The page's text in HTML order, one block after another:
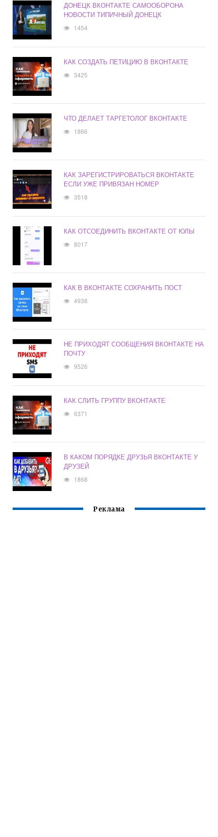
ДОНЕЦК ВКОНТАКТЕ САМООБОРОНА
НОВОСТИ ТИПИЧНЫЙ ДОНЕЦК
1454
КАК СОЗДАТЬ ПЕТИЦИЮ В ВКОНТАКТЕ
3425
ЧТО ДЕЛАЕТ ТАРГЕТОЛОГ ВКОНТАКТЕ
1866
КАК ЗАРЕГИСТРИРОВАТЬСЯ ВКОНТАКТЕ
ЕСЛИ УЖЕ ПРИВЯЗАН НОМЕР
3518
КАК ОТСОЕДИНИТЬ ВКОНТАКТЕ ОТ ЮЛЫ
8017
КАК В ВКОНТАКТЕ СОХРАНИТЬ ПОСТ
4938
НЕ ПРИХОДЯТ СООБЩЕНИЯ ВКОНТАКТЕ НА
ПОЧТУ
9526
КАК СЛИТЬ ГРУППУ ВКОНТАКТЕ
6371
В КАКОМ ПОРЯДКЕ ДРУЗЬЯ ВКОНТАКТЕ У
ДРУЗЕЙ
1868
Реклама